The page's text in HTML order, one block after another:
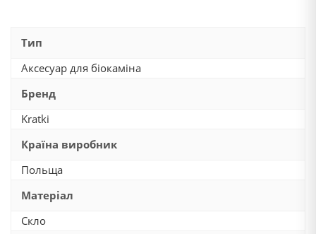
Тип
Аксесуар для біокаміна
Бренд
Kratki
Країна виробник
Польща
Матеріал
Скло